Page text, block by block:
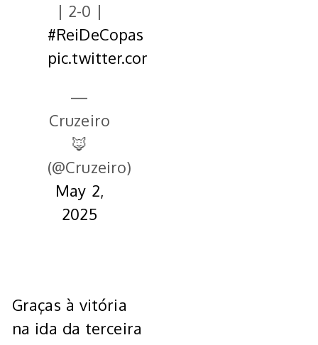
| 2-0 |
#ReiDeCopas
pic.twitter.com/vHZ161utId
—
Cruzeiro
🦊
(@Cruzeiro)
May 2,
2025
Graças à vitória
na ida da terceira